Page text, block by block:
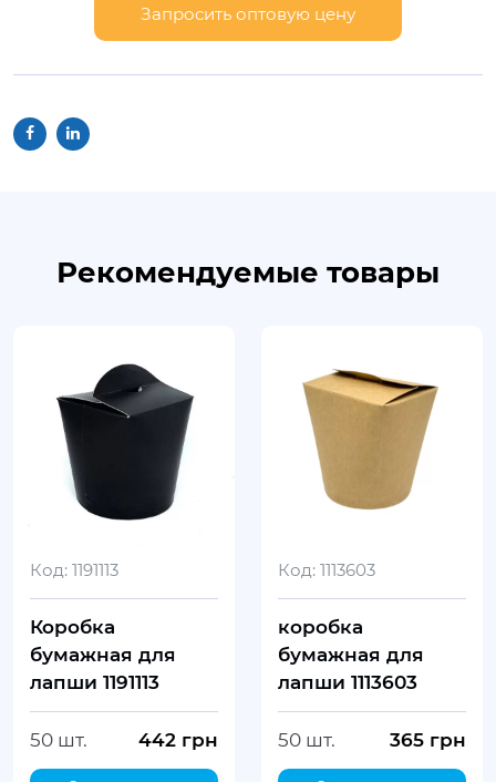
Запросить оптовую цену
Рекомендуемые товары
Код: 1191113
Коробка
бумажная для
лапши 1191113
50 шт. 442 грн
Код: 1113603
коробка
бумажная для
лапши 1113603
50 шт. 365 грн